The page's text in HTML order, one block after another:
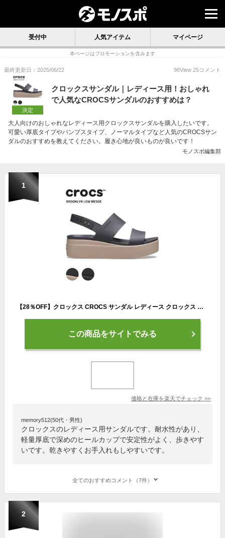
受付中 人気アイテム マイページ
本ページはプロモーションを含みます
最終更新日：2025/06/22 98View 25コメント
決定
クロックスサンダル｜レディース用！おしゃれ
で人気なCROCSサンダルのおすすめは？
大人向けのおしゃれなレディース用クロックスサンダルを購入したいです。
可愛い厚底タイプやパンプスタイプ、ノーマルタイプなど人気のCROCSサン
ダルのおすすめを教えてください。履き心地が良いものが良いです！
モノスポ編集部
1
【28％OFF】クロックス CROCS サンダル レディース クロックス ブルックリン ロウ ウェッジ ウィメン crocs brooklyn low wedge w 女性 シューズ 耐水 軽量 アウトドア 厚底 ボリュームソール 206453
この商品をサイトでみる
価格と在庫を楽天でチェック >>
memory512(50代・男性)
クロックスのレディース用サンダルです。耐水性があり、
軽量厚底で深めのヒールカップで安定性がよく、歩きやす
いです。乾きやすくお手入れもしやすいです。
全てのおすすめコメント（7件）
2